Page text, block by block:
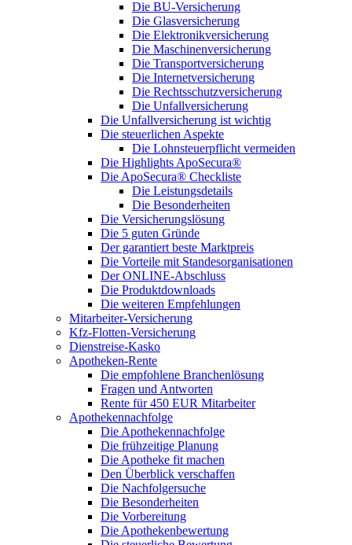
Die BU-Versicherung
Die Glasversicherung
Die Elektronikversicherung
Die Maschinenversicherung
Die Transportversicherung
Die Internetversicherung
Die Rechtsschutzversicherung
Die Unfallversicherung
Die Unfallversicherung ist wichtig
Die steuerlichen Aspekte
Die Lohnsteuerpflicht vermeiden
Die Highlights ApoSecura®
Die ApoSecura® Checkliste
Die Leistungsdetails
Die Besonderheiten
Die Versicherungslösung
Die 5 guten Gründe
Der garantiert beste Marktpreis
Die Vorteile mit Standesorganisationen
Der ONLINE-Abschluss
Die Produktdownloads
Die weiteren Empfehlungen
Mitarbeiter-Versicherung
Kfz-Flotten-Versicherung
Dienstreise-Kasko
Apotheken-Rente
Die empfohlene Branchenlösung
Fragen und Antworten
Rente für 450 EUR Mitarbeiter
Apothekennachfolge
Die Apothekennachfolge
Die frühzeitige Planung
Die Apotheke fit machen
Den Überblick verschaffen
Die Nachfolgersuche
Die Besonderheiten
Die Vorbereitung
Die Apothekenbewertung